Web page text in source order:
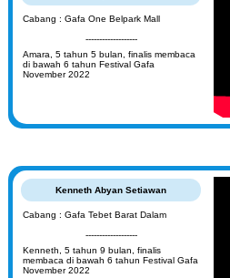
Cabang : Gafa One Belpark Mall
-------------------
Amara, 5 tahun 5 bulan, finalis membaca
di bawah 6 tahun Festival Gafa
November 2022
Kenneth Abyan Setiawan
Cabang : Gafa Tebet Barat Dalam
-------------------
Kenneth, 5 tahun 9 bulan, finalis
membaca di bawah 6 tahun Festival Gafa
November 2022